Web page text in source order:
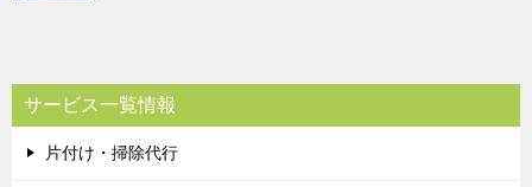
サービス一覧情報
片付け・掃除代行